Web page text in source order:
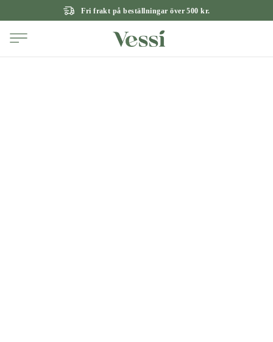
Fri frakt på beställningar över 500 kr.